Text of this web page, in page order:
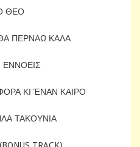
ΘΕΟ
ΠΕΡΝΑΩ ΚΑΛΑ
ΕΝΝΟΕΙΣ
ΚΙ ΈΝΑΝ ΚΑΙΡΟ
ΤΑΚΟΥΝΙΑ